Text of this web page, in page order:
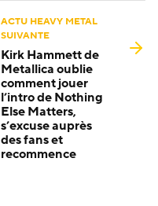
ACTU HEAVY METAL
SUIVANTE
Kirk Hammett de
Metallica oublie
comment jouer
l’intro de Nothing
Else Matters,
s’excuse auprès
des fans et
recommence